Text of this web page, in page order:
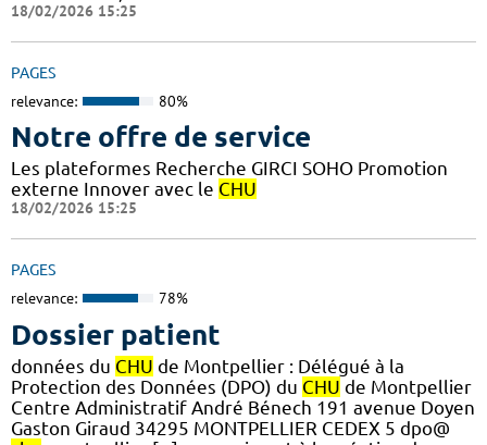
18/02/2026 15:25
PAGES
relevance: 80%
Notre offre de service
Les plateformes Recherche GIRCI SOHO Promotion
externe Innover avec le CHU
18/02/2026 15:25
PAGES
relevance: 78%
Dossier patient
données du CHU de Montpellier : Délégué à la
Protection des Données (DPO) du CHU de Montpellier
Centre Administratif André Bénech 191 avenue Doyen
Gaston Giraud 34295 MONTPELLIER CEDEX 5 dpo@